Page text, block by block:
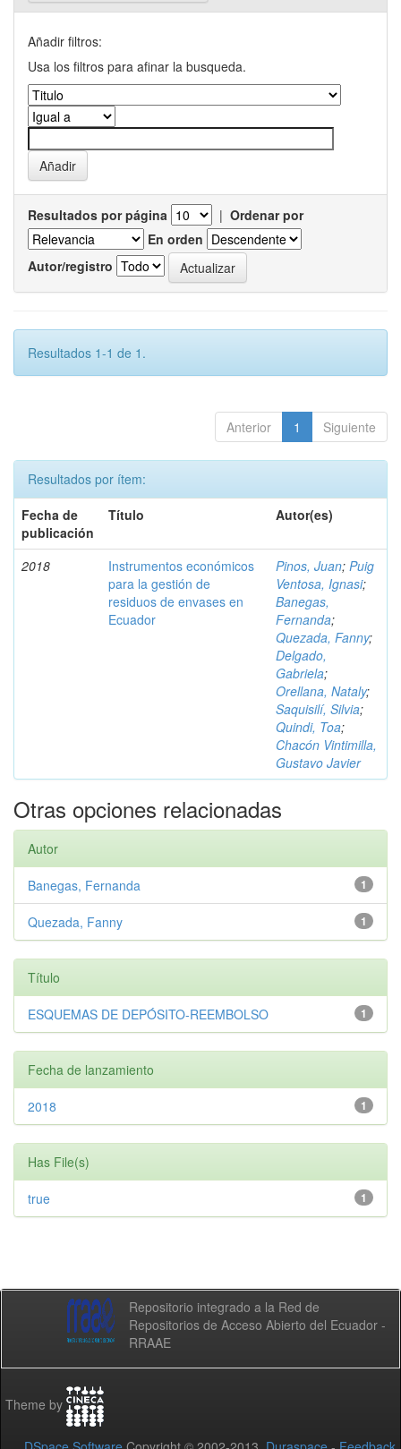
Añadir filtros:
Usa los filtros para afinar la busqueda.
Resultados por página | Ordenar por
En orden
Autor/registro
Resultados 1-1 de 1.
Anterior 1 Siguiente
Resultados por ítem:
Fecha de
publicación
Título Autor(es)
2018
Instrumentos económicos
para la gestión de
residuos de envases en
Ecuador
Pinos, Juan; Puig
Ventosa, Ignasi;
Banegas,
Fernanda;
Quezada, Fanny;
Delgado,
Gabriela;
Orellana, Nataly;
Saquisilí, Silvia;
Quindi, Toa;
Chacón Vintimilla,
Gustavo Javier
Otras opciones relacionadas
Autor
1
Banegas, Fernanda
1
Quezada, Fanny
Título
1
ESQUEMAS DE DEPÓSITO-REEMBOLSO
Fecha de lanzamiento
1
2018
Has File(s)
1
true
Repositorio integrado a la Red de
Repositorios de Acceso Abierto del Ecuador -
RRAAE
Theme by